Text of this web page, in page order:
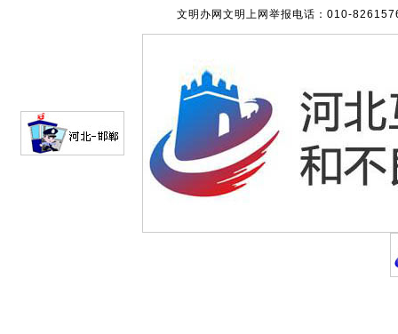
文明办网文明上网举报电话：010-